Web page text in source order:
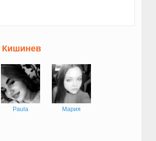
Кишинев
Paula Мария